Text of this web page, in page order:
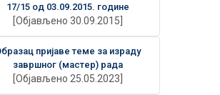
17/15 од 03.09.2015. године
[Објављено 30.09.2015]
пријаве теме за израду
завршног (мастер) рада
[Објављено 25.05.2023]